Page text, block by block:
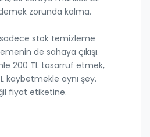
zorunda kalma.
sadece stok temizleme
de sahaya çıkışı.
200 TL tasarruf etmek,
kaybetmekle aynı şey.
fiyat etiketine.